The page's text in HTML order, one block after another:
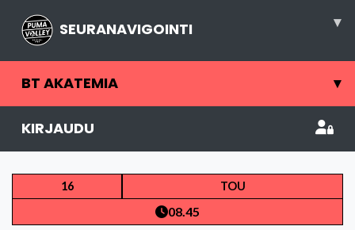
SEURANAVIGOINTI ▾
BT AKATEMIA ▾
KIRJAUDU
16 TOU
08.45